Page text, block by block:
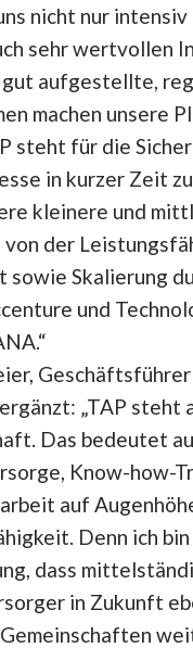
nicht nur
sehr wertvollen
gut aufgestellte,
machen unsere
steht für die
in kurzer Zeit
kleinere und
der
sowie Skalierung
und
„TAP steht
Das bedeutet
Know-how-
auf
Denn ich
dass
in Zukunft